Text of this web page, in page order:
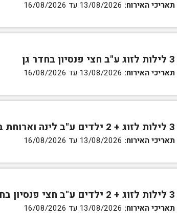
תאריכי האירוח:
3 לילות לזוג ע"ב חצי פנסיון בחדר גן
תאריכי האירוח:
3 לילות לזוג + 2 ילדים ע"ב לינה וארוחת בוקר בחדר סופריור
תאריכי האירוח:
3 לילות לזוג + 2 ילדים ע"ב חצי פנסיון בחדר סופריור
תאריכי האירוח: